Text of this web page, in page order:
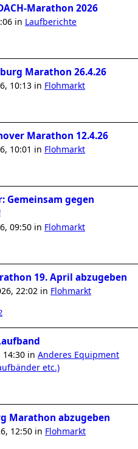
Marathon 2026
in Laufberichte
Marathon 26.4.26
10:13 in Flohmarkt
Marathon 12.4.26
10:01 in Flohmarkt
Gemeinsam gegen
09:50 in Flohmarkt
19. April abzugeben
22:02 in Flohmarkt
14:30 in Anderes Equipment
etc.)
Marathon abzugeben
12:50 in Flohmarkt